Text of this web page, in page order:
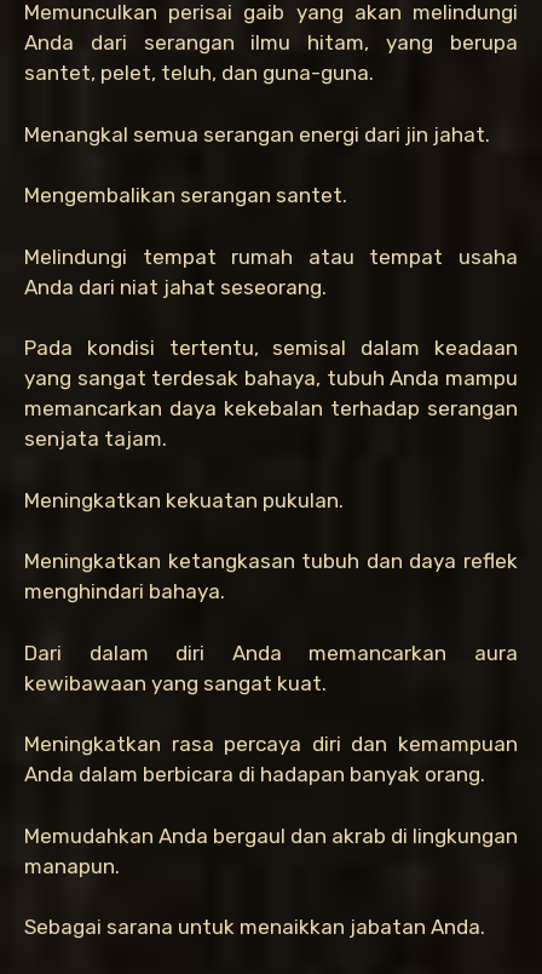
Memunculkan perisai gaib yang akan melindungi
Anda dari serangan ilmu hitam, yang berupa
santet, pelet, teluh, dan guna-guna.
Menangkal semua serangan energi dari jin jahat.
Mengembalikan serangan santet.
Melindungi tempat rumah atau tempat usaha
Anda dari niat jahat seseorang.
Pada kondisi tertentu, semisal dalam keadaan
yang sangat terdesak bahaya, tubuh Anda mampu
memancarkan daya kekebalan terhadap serangan
senjata tajam.
Meningkatkan kekuatan pukulan.
Meningkatkan ketangkasan tubuh dan daya reflek
menghindari bahaya.
Dari dalam diri Anda memancarkan aura
kewibawaan yang sangat kuat.
Meningkatkan rasa percaya diri dan kemampuan
Anda dalam berbicara di hadapan banyak orang.
Memudahkan Anda bergaul dan akrab di lingkungan
manapun.
Sebagai sarana untuk menaikkan jabatan Anda.